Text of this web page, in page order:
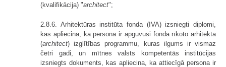
(kvalifikācija) "architect";
2.8.6. Arhitektūras institūta fonda (IVA) izsniegti diplomi,
kas apliecina, ka persona ir apguvusi fonda rīkoto arhitekta
(architect) izglītības programmu, kuras ilgums ir vismaz
četri gadi, un mītnes valsts kompetentās institūcijas
izsniegts dokuments, kas apliecina, ka attiecīgā persona ir